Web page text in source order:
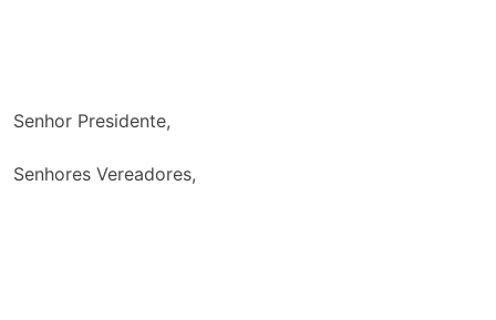
Senhor Presidente,
Senhores Vereadores,